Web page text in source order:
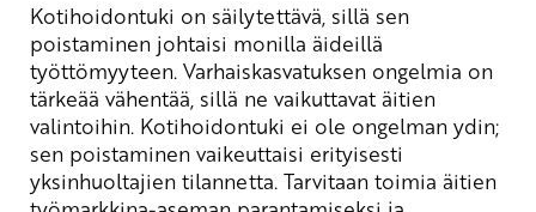
Kotihoidontuki on säilytettävä, sillä sen
poistaminen johtaisi monilla äideillä
työttömyyteen. Varhaiskasvatuksen ongelmia on
tärkeää vähentää, sillä ne vaikuttavat äitien
valintoihin. Kotihoidontuki ei ole ongelman ydin;
sen poistaminen vaikeuttaisi erityisesti
yksinhuoltajien tilannetta. Tarvitaan toimia äitien